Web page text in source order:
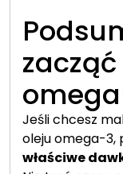
Jeśli chcesz
oleju omega-3,
właściwe